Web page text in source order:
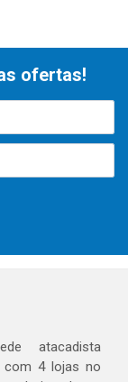
ofertas!
atacadista
com 4 lojas no